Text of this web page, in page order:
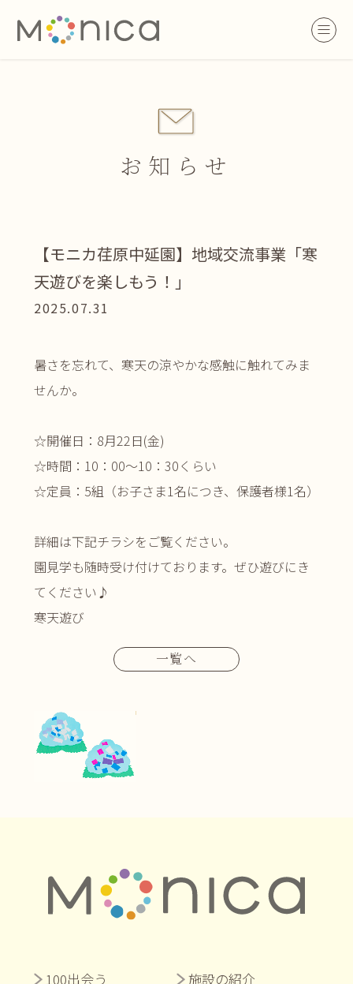
お知らせ
【モニカ荏原中延園】地域交流事業「寒
天遊びを楽しもう！」
2025.07.31
暑さを忘れて、寒天の涼やかな感触に触れてみま
せんか。
☆開催日：8月22日(金)
☆時間：10：00～10：30くらい
☆定員：5組（お子さま1名につき、保護者様1名）
詳細は下記チラシをご覧ください。
園見学も随時受け付けております。ぜひ遊びにき
てください♪
寒天遊び
一覧へ
100出会う
施設の紹介